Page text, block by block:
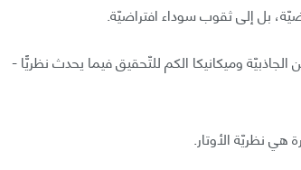
بل إلى ثقوب سوداء افتراضيّة.
وميكانيكا الكم للتّحقيق فيما يحدث نظريًّا -
نظريّة الأوتار.